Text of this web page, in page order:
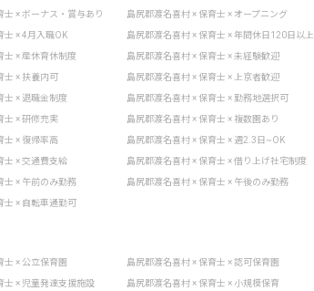
士 × ボーナス・賞与あり 島尻郡渡名喜村 × 保育士 × オープニング
士 × 4月入職OK 島尻郡渡名喜村 × 保育士 × 年間休日120日以上
士 × 産休育休制度 島尻郡渡名喜村 × 保育士 × 未経験歓迎
士 × 扶養内可 島尻郡渡名喜村 × 保育士 × 上京者歓迎
士 × 退職金制度 島尻郡渡名喜村 × 保育士 × 勤務地選択可
士 × 研修充実 島尻郡渡名喜村 × 保育士 × 複数園あり
士 × 復帰率高 島尻郡渡名喜村 × 保育士 × 週2.3日~OK
士 × 交通費支給 島尻郡渡名喜村 × 保育士 × 借り上げ社宅制度
士 × 午前のみ勤務 島尻郡渡名喜村 × 保育士 × 午後のみ勤務
士 × 自転車通勤可
士 × 公立保育園 島尻郡渡名喜村 × 保育士 × 認可保育園
士 × 児童発達支援施設 島尻郡渡名喜村 × 保育士 × 小規模保育